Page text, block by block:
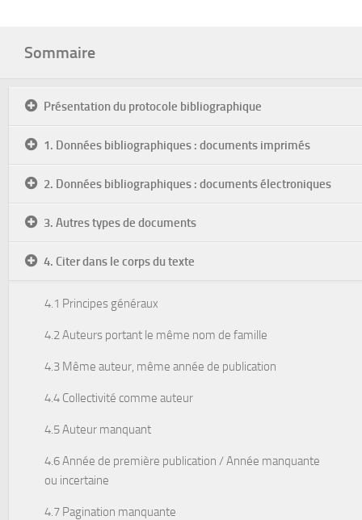
Sommaire
Présentation du protocole bibliographique
1. Données bibliographiques : documents imprimés
2. Données bibliographiques : documents électroniques
3. Autres types de documents
4. Citer dans le corps du texte
4.1 Principes généraux
4.2 Auteurs portant le même nom de famille
4.3 Même auteur, même année de publication
4.4 Collectivité comme auteur
4.5 Auteur manquant
4.6 Année de première publication / Année manquante
ou incertaine
4.7 Pagination manquante